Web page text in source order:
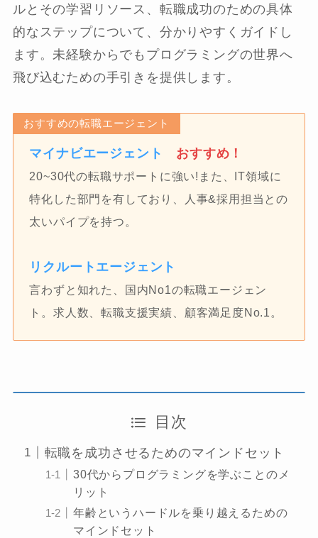
ルとその学習リソース、転職成功のための具体
的なステップについて、分かりやすくガイドし
ます。未経験からでもプログラミングの世界へ
飛び込むための手引きを提供します。
おすすめの転職エージェント
マイナビエージェント おすすめ！
20~30代の転職サポートに強い!また、IT領域に
特化した部門を有しており、人事&採用担当との
太いパイプを持つ。
リクルートエージェント
言わずと知れた、国内No1の転職エージェン
ト。求人数、転職支援実績、顧客満足度No.1。
目次
転職を成功させるためのマインドセット
30代からプログラミングを学ぶことのメ
リット
年齢というハードルを乗り越えるための
マインドセット